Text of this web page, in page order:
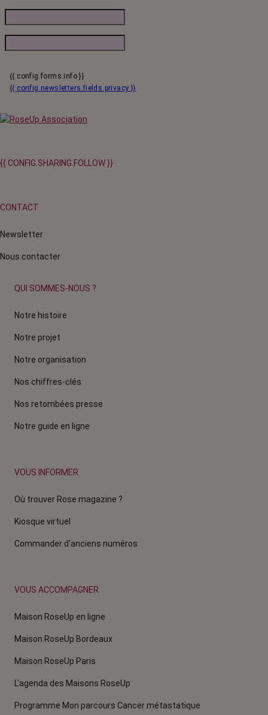
{{ config.forms.info }}
{{ config.newsletters.fields.privacy }}
{{ CONFIG.SHARING.FOLLOW }}
CONTACT
Newsletter
Nous contacter
QUI SOMMES-NOUS ?
Notre histoire
Notre projet
Notre organisation
Nos chiffres-clés
Nos retombées presse
Notre guide en ligne
VOUS INFORMER
Où trouver Rose magazine ?
Kiosque virtuel
Commander d'anciens numéros
VOUS ACCOMPAGNER
Maison RoseUp en ligne
Maison RoseUp Bordeaux
Maison RoseUp Paris
L'agenda des Maisons RoseUp
Programme Mon parcours Cancer métastatique